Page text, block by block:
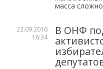
масса
22.09.2016
16:34
В ОНФ